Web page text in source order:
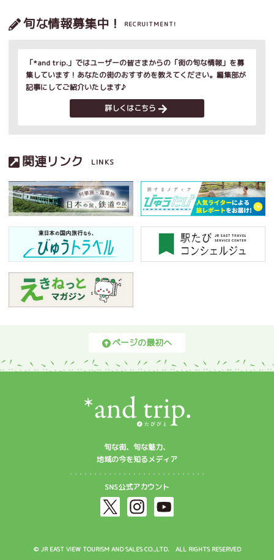
旬な情報募集中！ RECRUITMENT!
「*and trip.」ではユーザーの皆さまからの「街の旬な情報」を募
集しています！あなたの街のおすすめを教えてください。編集部が
記事にしてご紹介いたします♪
詳しくはこちら
関連リンク LINKS
ページの最初へ
旬な街、旬な魅力、
地域の今を知るメディア
SNS公式アカウント
© JR EAST VIEW TOURISM AND SALES CO.,LTD. ALL RIGHTS RESERVED